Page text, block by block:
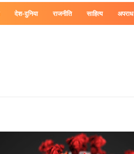
देश-दुनिया राजनीति साहित्य अपराध